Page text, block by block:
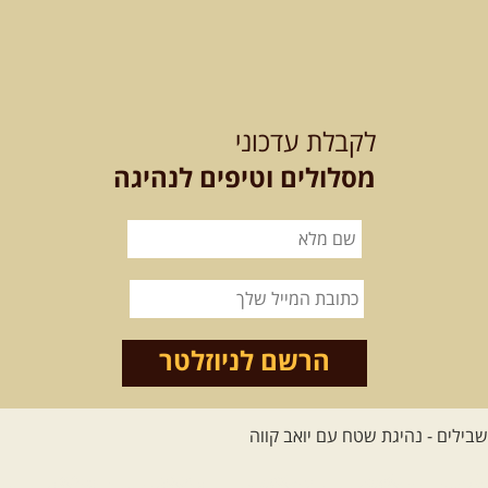
למגוון רכבי שטח
בחרנו לילה מיוחד לטיול מיוחד!
השמיים יהיו נקיים, הכוכבים ...
שישי- מעיינות
ואתגרים בצפון הרמה
מסלול חדש בצפון רמת הגולן בהובלת
מדריך תושב האזור. המסלול ...
לקבלת עדכוני
מסלולים וטיפים לנהיגה
הרשם לניוזלטר